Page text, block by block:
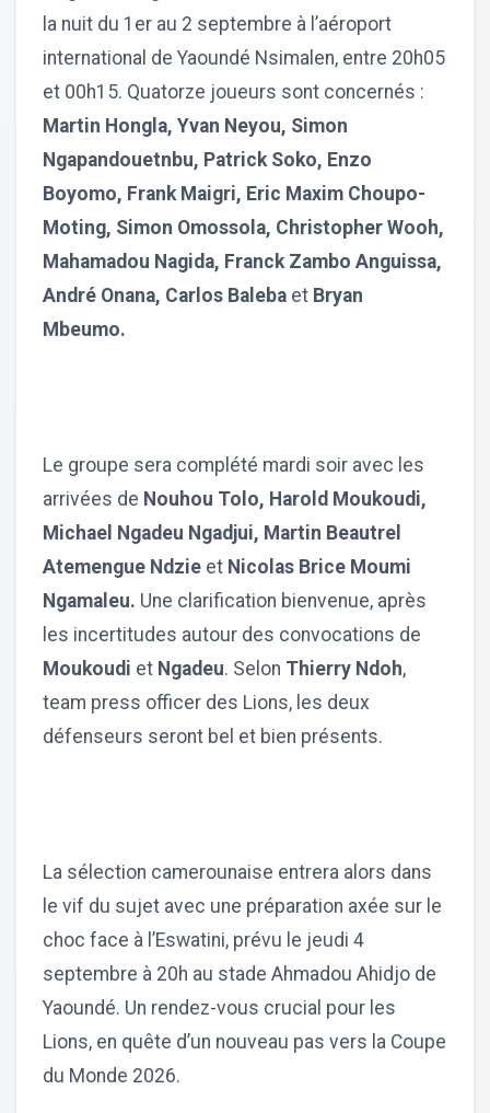
la nuit du 1er au 2 septembre à l’aéroport
international de Yaoundé Nsimalen, entre 20h05
et 00h15. Quatorze joueurs sont concernés :
Martin Hongla, Yvan Neyou, Simon
Ngapandouetnbu, Patrick Soko, Enzo
Boyomo, Frank Maigri, Eric Maxim Choupo-
Moting, Simon Omossola, Christopher Wooh,
Mahamadou Nagida, Franck Zambo Anguissa,
André Onana, Carlos Baleba et Bryan
Mbeumo.
Le groupe sera complété mardi soir avec les
arrivées de Nouhou Tolo, Harold Moukoudi,
Michael Ngadeu Ngadjui, Martin Beautrel
Atemengue Ndzie et Nicolas Brice Moumi
Ngamaleu. Une clarification bienvenue, après
les incertitudes autour des convocations de
Moukoudi et Ngadeu. Selon Thierry Ndoh,
team press officer des Lions, les deux
défenseurs seront bel et bien présents.
La sélection camerounaise entrera alors dans
le vif du sujet avec une préparation axée sur le
choc face à l’Eswatini, prévu le jeudi 4
septembre à 20h au stade Ahmadou Ahidjo de
Yaoundé. Un rendez-vous crucial pour les
Lions, en quête d’un nouveau pas vers la Coupe
du Monde 2026.